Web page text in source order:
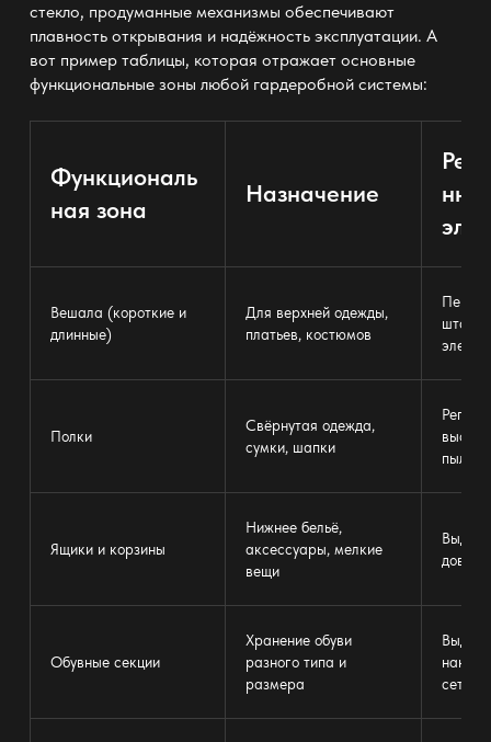
стекло, продуманные механизмы обеспечивают
плавность открывания и надёжность эксплуатации. А
вот пример таблицы, которая отражает основные
функциональные зоны любой гардеробной системы:
Функциональ
ная зона
Назначение
Вешала (короткие и
длинные)
Для верхней одежды,
платьев, костюмов
Полки
Свёрнутая одежда,
сумки, шапки
пыли
Ящики и корзины
Нижнее бельё,
аксессуары, мелкие
вещи
Обувные секции
Хранение обуви
разного типа и
размера